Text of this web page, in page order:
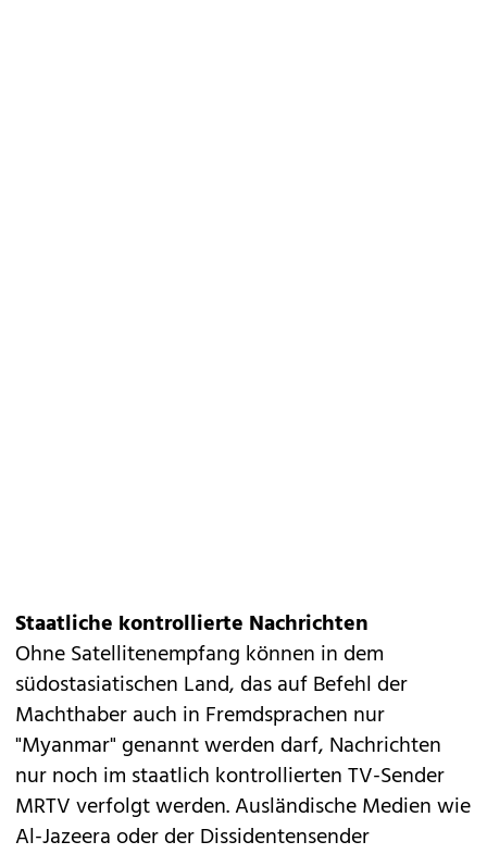
Staatliche kontrollierte Nachrichten
Ohne Satellitenempfang können in dem
südostasiatischen Land, das auf Befehl der
Machthaber auch in Fremdsprachen nur
"Myanmar" genannt werden darf, Nachrichten
nur noch im staatlich kontrollierten TV-Sender
MRTV verfolgt werden. Ausländische Medien wie
Al-Jazeera oder der Dissidentensender